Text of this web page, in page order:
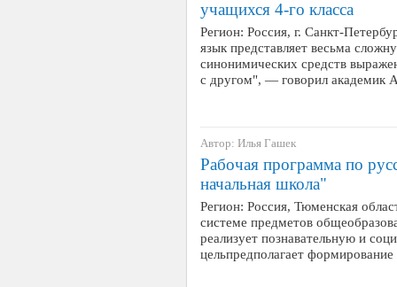
учащихся 4-го класса
Регион: Россия, г. Санкт-
язык представляет весьма
синонимических средств
с другом", — говорил
Автор: Илья Гашек
Рабочая программа по
начальная школа"
Регион: Россия, Тюменская
системе предметов
реализует познавательную и
цельпредполагает